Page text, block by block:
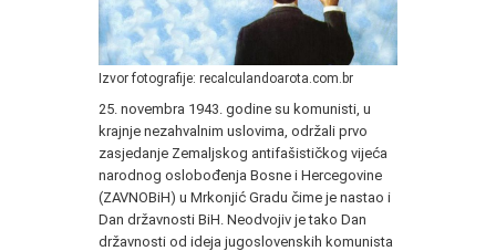
Izvor fotografije: recalculandoarota.com.br
25. novembra 1943. godine su komunisti, u
krajnje nezahvalnim uslovima, održali prvo
zasjedanje Zemaljskog antifašističkog vijeća
narodnog oslobođenja Bosne i Hercegovine
(ZAVNOBiH) u Mrkonjić Gradu čime je nastao i
Dan državnosti BiH. Neodvojiv je tako Dan
državnosti od ideja jugoslovenskih komunista